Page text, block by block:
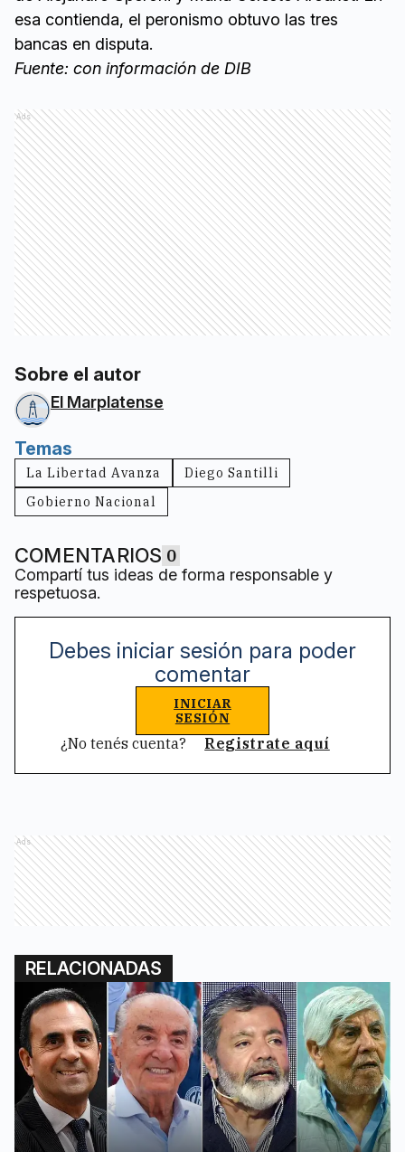
esa contienda, el peronismo obtuvo las tres
bancas en disputa.
Fuente: con información de DIB
Ads
Sobre el autor
El Marplatense
Temas
La Libertad Avanza
Diego Santilli
Gobierno Nacional
COMENTARIOS 0
Compartí tus ideas de forma responsable y
respetuosa.
Debes iniciar sesión para poder
comentar
INICIAR
SESIÓN
¿No tenés cuenta? Registrate aquí
Ads
RELACIONADAS